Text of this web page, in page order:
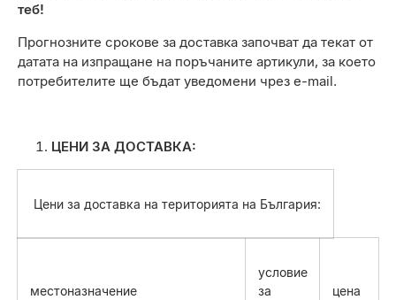
теб!
Прогнозните срокове за доставка започват да текат от
датата на изпращане на поръчаните артикули, за което
потребителите ще бъдат уведомени чрез e-mail.
ЦЕНИ ЗА ДОСТАВКА:
Цени за доставка на територията на България:
местоназначение
условие
за
цена